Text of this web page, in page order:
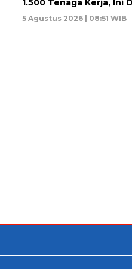
1.500 Tenaga Kerja, Ini
5 Agustus 2026 | 08:51 WIB